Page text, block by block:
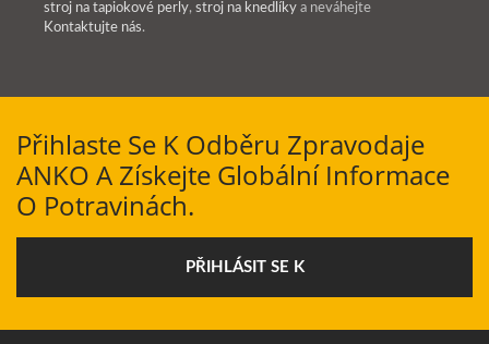
stroj na tapiokové perly, stroj na knedlíky a neváhejte
Kontaktujte nás.
Přihlaste Se K Odběru Zpravodaje
ANKO A Získejte Globální Informace
O Potravinách.
PŘIHLÁSIT SE K